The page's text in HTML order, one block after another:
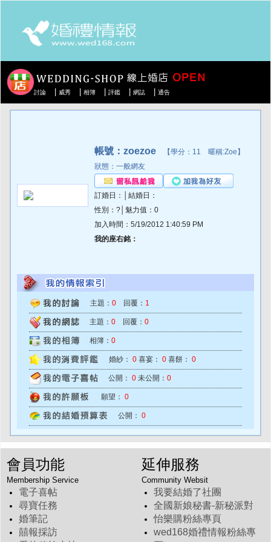
討論 威秀 相簿 評鑑 網誌 通告
帳號：zoezoe 【學分：11 暱稱:Zoe】
狀態：一般網友
訂婚日：│結婚日：
性別：?│魅力值：0
加入時間：5/19/2012 1:40:59 PM
我的座右銘：
主題： 0 回覆： 1
主題： 0 回覆： 0
相簿： 0
婚紗： 0 喜宴： 0 喜餅： 0
公開： 0 未公開： 0
願望： 0
公開： 0
會員功能
Membership Service
電子喜帖
尋寶任務
婚筆記
囍報採訪
延伸服務
Community Websit
我要結婚了社團
全國新娘秘書-新秘派對
怡樂購粉絲專頁
wed168婚禮情報粉絲專